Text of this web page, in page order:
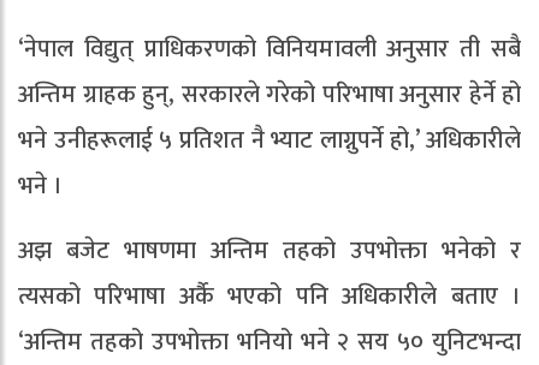
‘नेपाल विद्युत् प्राधिकरणको विनियमावली अनुसार ती सबै
अन्तिम ग्राहक हुन्, सरकारले गरेको परिभाषा अनुसार हेर्ने हो
भने उनीहरूलाई ५ प्रतिशत नै भ्याट लाग्नुपर्ने हो,’ अधिकारीले
भने ।
अझ बजेट भाषणमा अन्तिम तहको उपभोक्ता भनेको र
त्यसको परिभाषा अर्कै भएको पनि अधिकारीले बताए ।
‘अन्तिम तहको उपभोक्ता भनियो भने २ सय ५० युनिटभन्दा